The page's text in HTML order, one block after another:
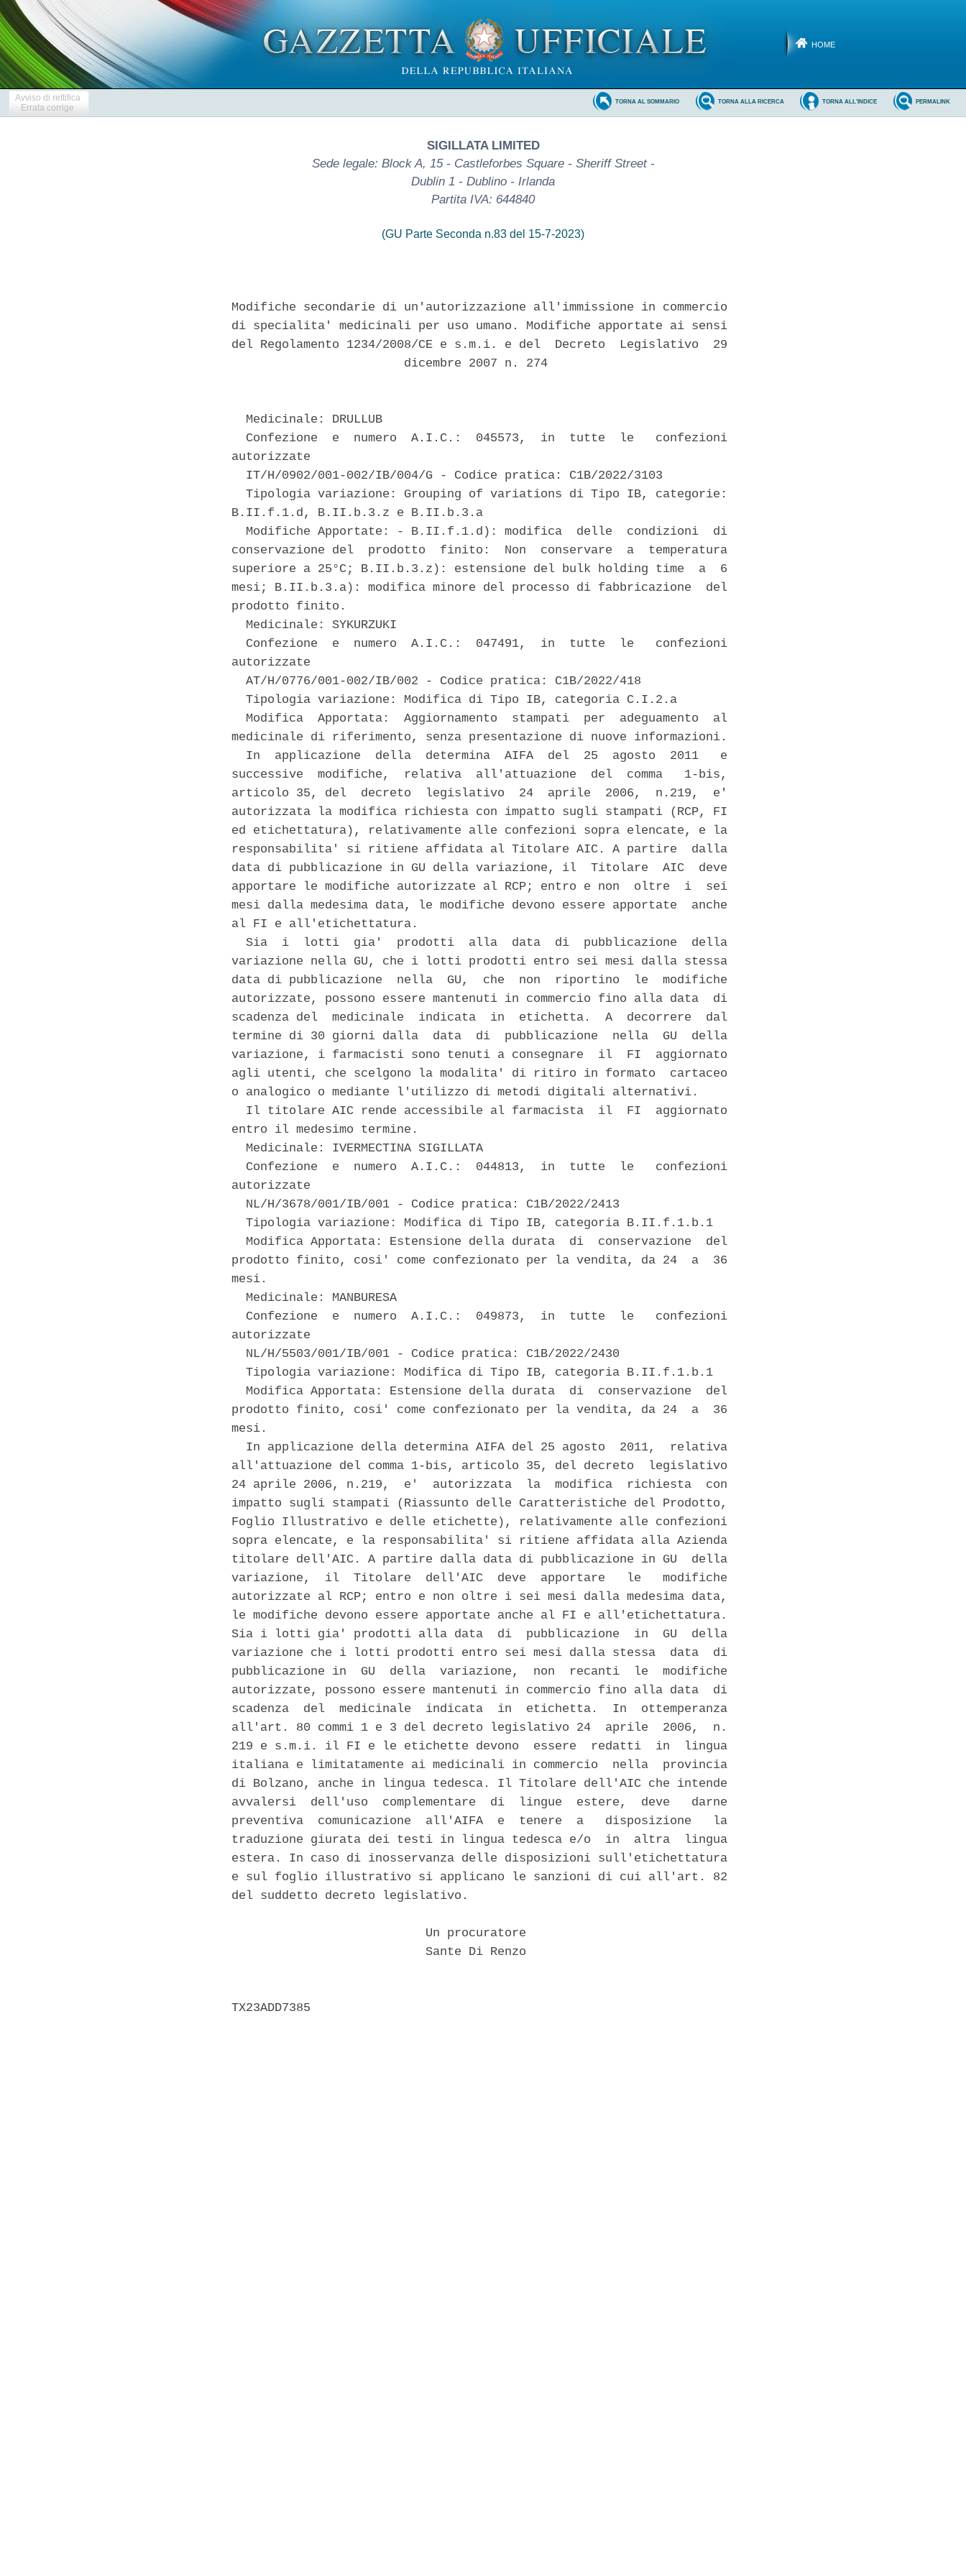
HOME
Avviso di rettifica
Errata corrige
PERMALINK
TORNA ALL'INDICE
TORNA ALLA RICERCA
TORNA AL SOMMARIO
SIGILLATA LIMITED
Sede legale: Block A, 15 - Castleforbes Square - Sheriff Street -
Dublin 1 - Dublino - Irlanda
Partita IVA: 644840
(GU Parte Seconda n.83 del 15-7-2023)
Modifiche secondarie di un'autorizzazione all'immissione in commercio
di specialita' medicinali per uso umano. Modifiche apportate ai sensi
del Regolamento 1234/2008/CE e s.m.i. e del  Decreto  Legislativo  29
                        dicembre 2007 n. 274
  Medicinale: DRULLUB
  Confezione  e  numero  A.I.C.:  045573,  in  tutte  le   confezioni
autorizzate
  IT/H/0902/001-002/IB/004/G - Codice pratica: C1B/2022/3103
  Tipologia variazione: Grouping of variations di Tipo IB, categorie:
B.II.f.1.d, B.II.b.3.z e B.II.b.3.a
  Modifiche Apportate: - B.II.f.1.d): modifica  delle  condizioni  di
conservazione del  prodotto  finito:  Non  conservare  a  temperatura
superiore a 25°C; B.II.b.3.z): estensione del bulk holding time  a  6
mesi; B.II.b.3.a): modifica minore del processo di fabbricazione  del
prodotto finito.
  Medicinale: SYKURZUKI
  Confezione  e  numero  A.I.C.:  047491,  in  tutte  le   confezioni
autorizzate
  AT/H/0776/001-002/IB/002 - Codice pratica: C1B/2022/418
  Tipologia variazione: Modifica di Tipo IB, categoria C.I.2.a
  Modifica  Apportata:  Aggiornamento  stampati  per  adeguamento  al
medicinale di riferimento, senza presentazione di nuove informazioni.
  In  applicazione  della  determina  AIFA  del  25  agosto  2011   e
successive  modifiche,  relativa  all'attuazione  del  comma   1-bis,
articolo 35, del  decreto  legislativo  24  aprile  2006,  n.219,  e'
autorizzata la modifica richiesta con impatto sugli stampati (RCP, FI
ed etichettatura), relativamente alle confezioni sopra elencate, e la
responsabilita' si ritiene affidata al Titolare AIC. A partire  dalla
data di pubblicazione in GU della variazione, il  Titolare  AIC  deve
apportare le modifiche autorizzate al RCP; entro e non  oltre  i  sei
mesi dalla medesima data, le modifiche devono essere apportate  anche
al FI e all'etichettatura.
  Sia  i  lotti  gia'  prodotti  alla  data  di  pubblicazione  della
variazione nella GU, che i lotti prodotti entro sei mesi dalla stessa
data di pubblicazione  nella  GU,  che  non  riportino  le  modifiche
autorizzate, possono essere mantenuti in commercio fino alla data  di
scadenza del  medicinale  indicata  in  etichetta.  A  decorrere  dal
termine di 30 giorni dalla  data  di  pubblicazione  nella  GU  della
variazione, i farmacisti sono tenuti a consegnare  il  FI  aggiornato
agli utenti, che scelgono la modalita' di ritiro in formato  cartaceo
o analogico o mediante l'utilizzo di metodi digitali alternativi.
  Il titolare AIC rende accessibile al farmacista  il  FI  aggiornato
entro il medesimo termine.
  Medicinale: IVERMECTINA SIGILLATA
  Confezione  e  numero  A.I.C.:  044813,  in  tutte  le   confezioni
autorizzate
  NL/H/3678/001/IB/001 - Codice pratica: C1B/2022/2413
  Tipologia variazione: Modifica di Tipo IB, categoria B.II.f.1.b.1
  Modifica Apportata: Estensione della durata  di  conservazione  del
prodotto finito, cosi' come confezionato per la vendita, da 24  a  36
mesi.
  Medicinale: MANBURESA
  Confezione  e  numero  A.I.C.:  049873,  in  tutte  le   confezioni
autorizzate
  NL/H/5503/001/IB/001 - Codice pratica: C1B/2022/2430
  Tipologia variazione: Modifica di Tipo IB, categoria B.II.f.1.b.1
  Modifica Apportata: Estensione della durata  di  conservazione  del
prodotto finito, cosi' come confezionato per la vendita, da 24  a  36
mesi.
  In applicazione della determina AIFA del 25 agosto  2011,  relativa
all'attuazione del comma 1-bis, articolo 35, del decreto  legislativo
24 aprile 2006, n.219,  e'  autorizzata  la  modifica  richiesta  con
impatto sugli stampati (Riassunto delle Caratteristiche del Prodotto,
Foglio Illustrativo e delle etichette), relativamente alle confezioni
sopra elencate, e la responsabilita' si ritiene affidata alla Azienda
titolare dell'AIC. A partire dalla data di pubblicazione in GU  della
variazione,  il  Titolare  dell'AIC  deve  apportare   le   modifiche
autorizzate al RCP; entro e non oltre i sei mesi dalla medesima data,
le modifiche devono essere apportate anche al FI e all'etichettatura.
Sia i lotti gia' prodotti alla data  di  pubblicazione  in  GU  della
variazione che i lotti prodotti entro sei mesi dalla stessa  data  di
pubblicazione in  GU  della  variazione,  non  recanti  le  modifiche
autorizzate, possono essere mantenuti in commercio fino alla data  di
scadenza  del  medicinale  indicata  in  etichetta.  In  ottemperanza
all'art. 80 commi 1 e 3 del decreto legislativo 24  aprile  2006,  n.
219 e s.m.i. il FI e le etichette devono  essere  redatti  in  lingua
italiana e limitatamente ai medicinali in commercio  nella  provincia
di Bolzano, anche in lingua tedesca. Il Titolare dell'AIC che intende
avvalersi  dell'uso  complementare  di  lingue  estere,  deve   darne
preventiva  comunicazione  all'AIFA  e  tenere  a   disposizione   la
traduzione giurata dei testi in lingua tedesca e/o  in  altra  lingua
estera. In caso di inosservanza delle disposizioni sull'etichettatura
e sul foglio illustrativo si applicano le sanzioni di cui all'art. 82
del suddetto decreto legislativo.
                           Un procuratore
                           Sante Di Renzo